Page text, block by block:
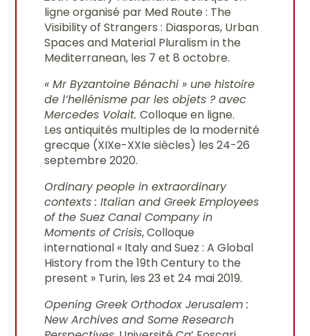
ligne organisé par Med Route : The
Visibility of Strangers : Diasporas, Urban
Spaces and Material Pluralism in the
Mediterranean, les 7 et 8 octobre.
« Mr Byzantoine Bénachi » une histoire
de l’hellénisme par les objets ? avec
Mercedes Volait.Colloque en ligne.
Les antiquités multiples de la modernité
grecque (XIXe-XXIe siècles) les 24-26
septembre 2020.
Ordinary people in extraordinary
contexts : Italian and Greek Employees
of the Suez Canal Company in
Moments of Crisis, Colloque
international « Italy and Suez : A Global
History from the 19th Century to the
present » Turin, les 23 et 24 mai 2019.
Opening Greek Orthodox Jerusalem :
New Archives and Some Research